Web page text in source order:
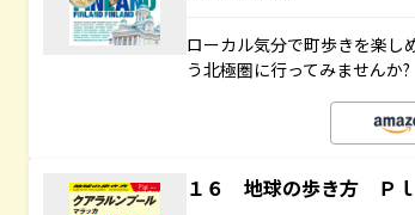
ローカル気分で町歩きを楽し
う北極圏に行ってみませんか?
１６ 地球の歩き方 Ｐ